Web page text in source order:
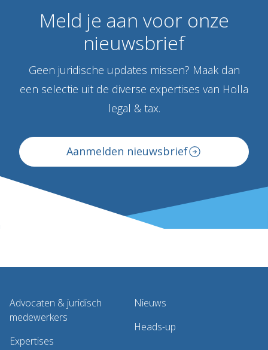
Meld je aan voor onze
nieuwsbrief
Geen juridische updates missen? Maak dan
een selectie uit de diverse expertises van Holla
legal & tax.
Aanmelden nieuwsbrief
Advocaten & juridisch
medewerkers
Expertises
Nieuws
Heads-up